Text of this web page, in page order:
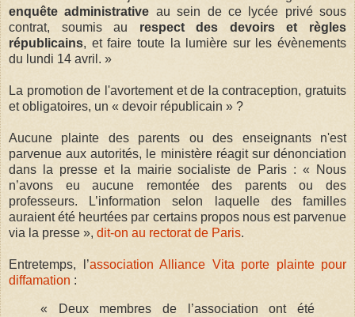
enquête administrative au sein de ce lycée privé sous
contrat, soumis au respect des devoirs et règles
républicains, et faire toute la lumière sur les évènements
du lundi 14 avril. »
La promotion de l'avortement et de la contraception, gratuits
et obligatoires, un « devoir républicain » ?
Aucune plainte des parents ou des enseignants n'est
parvenue aux autorités, le ministère réagit sur dénonciation
dans la presse et la mairie socialiste de Paris : « Nous
n’avons eu aucune remontée des parents ou des
professeurs. L’information selon laquelle des familles
auraient été heurtées par certains propos nous est parvenue
via la presse », dit-on au rectorat de Paris.
Entretemps, l’association Alliance Vita porte plainte pour
diffamation :
« Deux membres de l’association ont été